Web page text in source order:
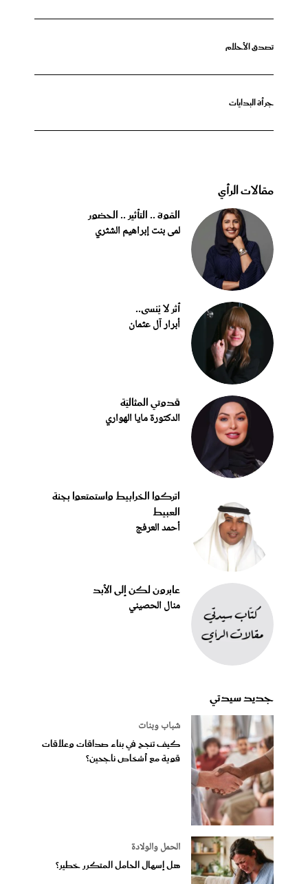
تصدق الأحلام
جرأة البدايات
مقالات الرأي
القوة .. التأثير .. الحضور
لمى بنت إبراهيم الشثري
أثر لا يُنسى..
أبرار آل عثمان
قدوتي المثاليّة
الدكتورة مايا الهواري
اتركوا الخرابيط واستمتعوا بجنة
العبيط
أحمد العرفج
عابرون لكن إلى الأبد
منال الحصيني
جديد سيدتي
شباب وبنات
كيف تنجح في بناء صداقات وعلاقات
قوية مع أشخاص ناجحين؟
الحمل والولادة
هل إسهال الحامل المتكرر خطير؟